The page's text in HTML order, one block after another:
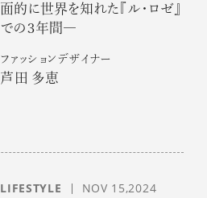
面的に世界を知れた『ル・ロゼ』
での３年間―
ファッションデザイナー
芦田 多恵
LIFESTYLE NOV 15,2024